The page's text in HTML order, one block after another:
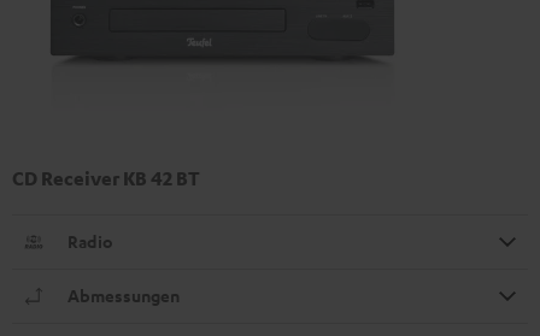
CD Receiver KB 42 BT
Radio
Abmessungen